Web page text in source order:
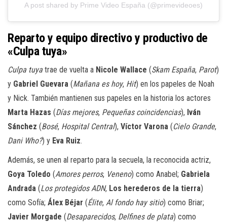
A post shared by Prime Video España (@primevideoes)
Reparto y equipo directivo y productivo de
«Culpa tuya»
Culpa tuyatrae de vuelta a Nicole Wallace (Skam España, Parot)
y Gabriel Guevara (Mañana es hoy, Hit) en los papeles de Noah
y Nick. También mantienen sus papeles en la historia los actores
Marta Hazas (Días mejores, Pequeñas coincidencias), Iván
Sánchez (Bosé, Hospital Central), Víctor Varona (Cielo Grande,
Dani Who?) y Eva Ruiz.
Además, se unen al reparto para la secuela, la reconocida actriz,
Goya Toledo (Amores perros, Veneno) como Anabel; Gabriela
Andrada (Los protegidos ADN, Los herederos de la tierra)
como Sofía; Álex Béjar (Élite, Al fondo hay sitio) como Briar;
Javier Morgade (Desaparecidos, Delfines de plata) como